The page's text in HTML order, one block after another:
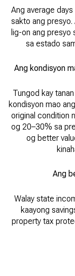
Ang average
sakto ang
lig-on ang presyo
sa estado
Ang kondisyon
Tungod kay
kondisyon mao
original condition
og 20–30% sa
og better
Ang
Walay state
kaayong
property tax